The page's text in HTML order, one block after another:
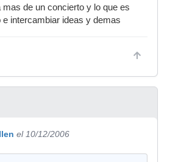
de un concierto y lo que es
intercambiar ideas y demas
el 10/12/2006